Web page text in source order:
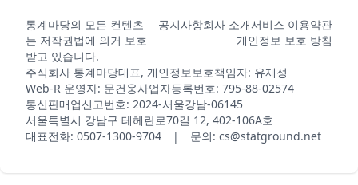
통계마당의 모든 컨텐츠
는 저작권법에 의거 보호
받고 있습니다.
공지사항회사 소개서비스 이용약관
개인정보 보호 방침
주식회사 통계마당대표, 개인정보보호책임자: 유재성
Web-R 운영자: 문건웅사업자등록번호: 795-88-02574
통신판매업신고번호: 2024-서울강남-06145
서울특별시 강남구 테헤란로70길 12, 402-106A호
대표전화: 0507-1300-9704 | 문의: cs@statground.net